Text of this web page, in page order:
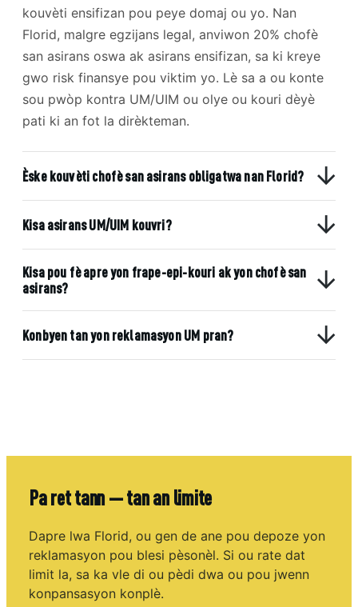
kouvèti ensifizan pou peye domaj ou yo. Nan
Florid, malgre egzijans legal, anviwon 20% chofè
san asirans oswa ak asirans ensifizan, sa ki kreye
gwo risk finansye pou viktim yo. Lè sa a ou konte
sou pwòp kontra UM/UIM ou olye ou kouri dèyè
pati ki an fot la dirèkteman.
Èske kouvèti chofè san asirans obligatwa nan Florid?
Kisa asirans UM/UIM kouvri?
Kisa pou fè apre yon frape-epi-kouri ak yon chofè san
asirans?
Konbyen tan yon reklamasyon UM pran?
Pa ret tann — tan an limite
Dapre lwa Florid, ou gen de ane pou depoze yon
reklamasyon pou blesi pèsonèl. Si ou rate dat
limit la, sa ka vle di ou pèdi dwa ou pou jwenn
konpansasyon konplè.